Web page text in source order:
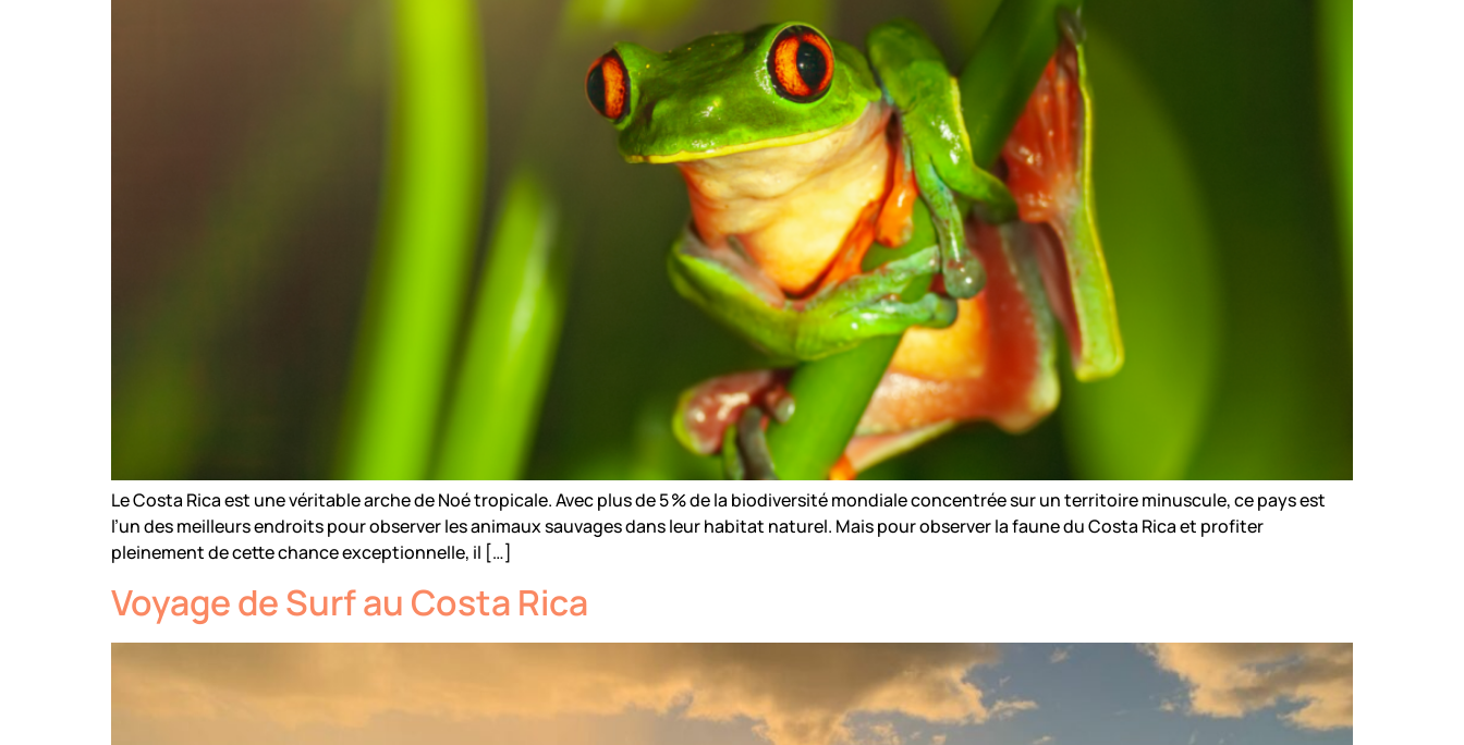
Le Costa Rica est une véritable arche de Noé tropicale. Avec plus de 5 % de la biodiversité mondiale concentrée sur un territoire minuscule, ce pays est
l’un des meilleurs endroits pour observer les animaux sauvages dans leur habitat naturel. Mais pour observer la faune du Costa Rica et profiter
pleinement de cette chance exceptionnelle, il […]
Voyage de Surf au Costa Rica